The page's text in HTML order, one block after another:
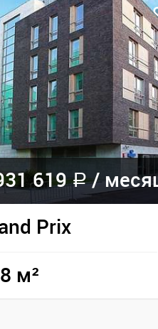
619a/
Prix
м²